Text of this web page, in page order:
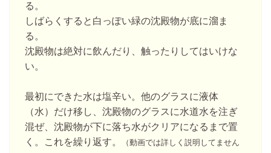
る。
しばらくすると白っぽい緑の沈殿物が底に溜ま
る。
沈殿物は絶対に飲んだり、触ったりしてはいけな
い。
最初にできた水は塩辛い。他のグラスに液体
（水）だけ移し、沈殿物のグラスに水道水を注ぎ
混ぜ、沈殿物が下に落ち水がクリアになるまで置
く。これを繰り返す。
（動画では詳しく説明してません